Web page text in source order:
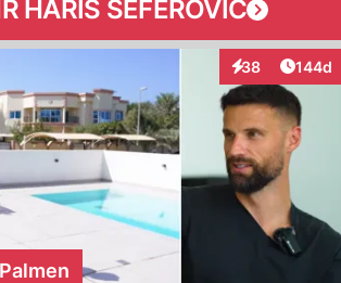
HARIS SEFEROVIC
38
Interaktionen
144d